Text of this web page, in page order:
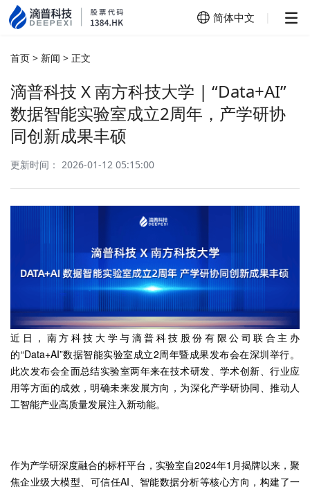
简体中文
首页 > 新闻 > 正文
滴普科技 X 南方科技大学 | “Data+AI”
数据智能实验室成立2周年，产学研协
同创新成果丰硕
更新时间： 2026-01-12 05:15:00
近日，南方科技大学与滴普科技股份有限公司联合主办
的“Data+AI”数据智能实验室成立2周年暨成果发布会在深圳举行。
此次发布会全面总结实验室两年来在技术研发、学术创新、行业应
用等方面的成效，明确未来发展方向，为深化产学研协同、推动人
工智能产业高质量发展注入新动能。
作为产学研深度融合的标杆平台，实验室自2024年1月揭牌以来，聚
焦企业级大模型、可信任AI、智能数据分析等核心方向，构建了一